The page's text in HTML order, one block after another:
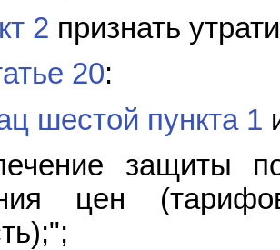
2 признать
20:
шестой пункта 1
защиты
цен